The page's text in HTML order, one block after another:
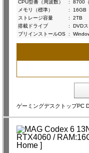
CPU型番（周波数）
:
8700
メモリ（標準）
:
16GB
ストレージ容量
:
2TB
搭載ドライブ
:
DVD
プリインストールOS :
ゲーミングデスクトップPC